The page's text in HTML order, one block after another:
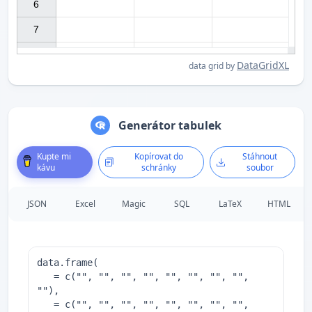
6
7
data grid by DataGridXL
Generátor tabulek
Kupte mi
kávu
Kopírovat do
schránky
Stáhnout
soubor
JSON Excel Magic SQL LaTeX HTML